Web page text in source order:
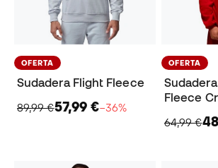
OFERTA
Sudadera Flight Fleece
89,99 €57,99 €−36%
OFERTA
Fleece
64,99 €